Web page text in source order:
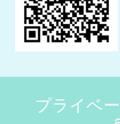
プライベ